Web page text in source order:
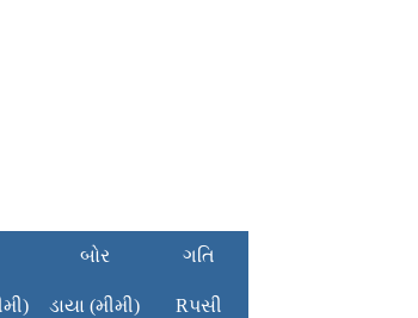
બોર ગતિ
ડાયા (મીમી) Rપસી